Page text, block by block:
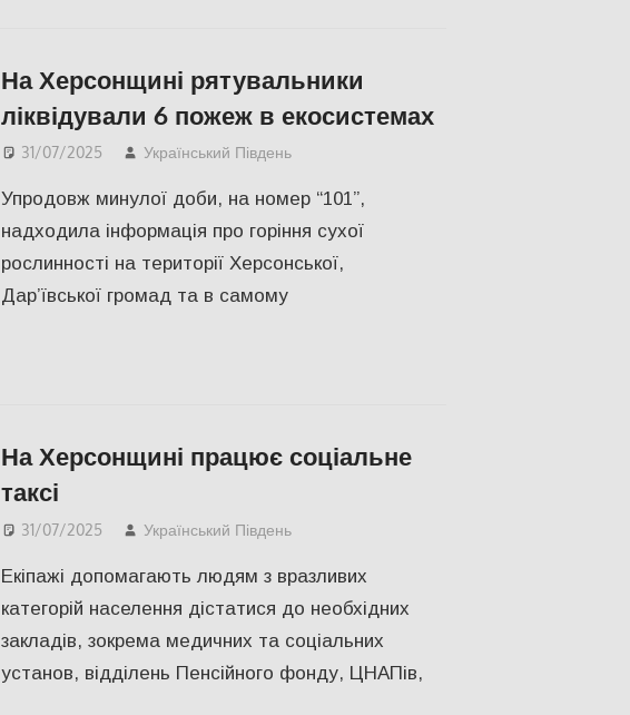
На Херсонщині рятувальники
ліквідували 6 пожеж в екосистемах
31/07/2025 Український Південь
Упродовж минулої доби, на номер “101”,
надходила інформація про горіння сухої
рослинності на території Херсонської,
Дар’ївської громад та в самому
На Херсонщині працює соціальне
таксі
31/07/2025 Український Південь
Екіпажі допомагають людям з вразливих
категорій населення дістатися до необхідних
закладів, зокрема медичних та соціальних
установ, відділень Пенсійного фонду, ЦНАПів,